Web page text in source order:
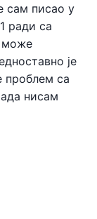
сам писао у
ради са
може
је
проблем са
нисам